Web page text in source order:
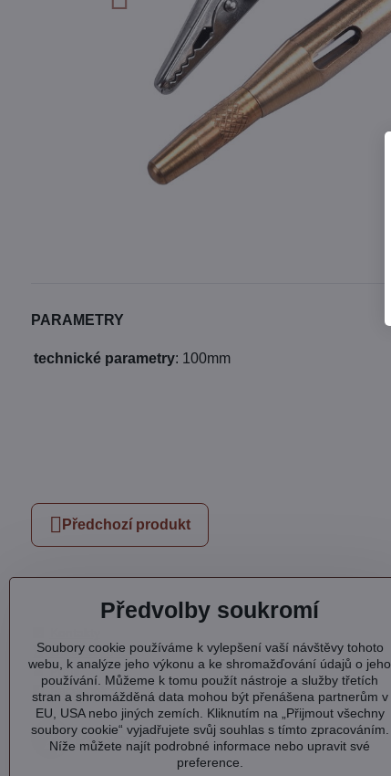
PARAMETRY
technické parametry: 100mm
Předchozí produkt
Otevírací doba
Profil
Facebook
Předvolby soukromí
Soubory cookie používáme k vylepšení vaší návštěvy tohoto
webu, k analýze jeho výkonu a ke shromažďování údajů o jeho
používání. Můžeme k tomu použít nástroje a služby třetích
stran a shromážděná data mohou být přenášena partnerům v
EU, USA nebo jiných zemích. Kliknutím na „Přijmout všechny
soubory cookie“ vyjadřujete svůj souhlas s tímto zpracováním.
Níže můžete najít podrobné informace nebo upravit své
preference.